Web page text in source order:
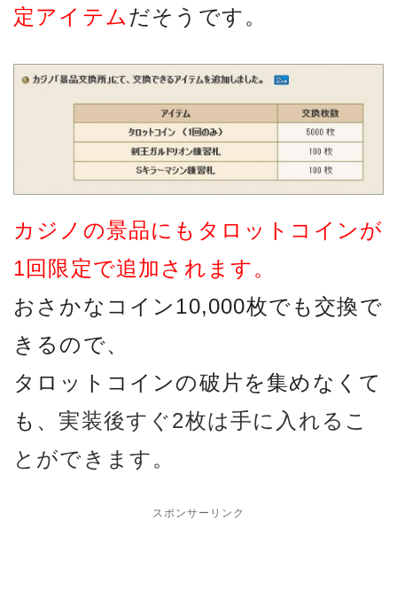
定アイテムだそうです。
カジノの景品にもタロットコインが
1回限定で追加されます。
おさかなコイン10,000枚でも交換で
きるので、
タロットコインの破片を集めなくて
も、 実装後すぐ2枚は手に入れるこ
とができます。
スポンサーリンク